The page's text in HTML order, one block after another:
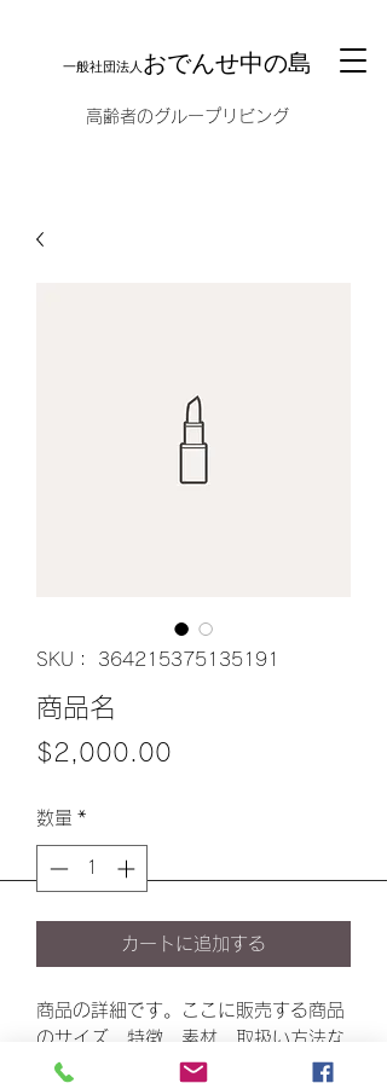
一般社団法人 おでんせ中の島
​高齢者のグループリビング
SKU： 364215375135191
商品名
$2,000.00
数量 *
カートに追加する
商品の詳細です。ここに販売する商品
のサイズ、特徴、素材、取扱い方法な
どの詳細を入力しましょう。